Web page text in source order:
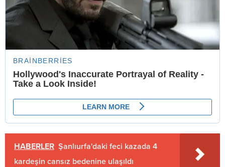
HABERLER Şanlıurfa'daki feci kazada 4
kardeşin cansız bedenine ulaşıldı